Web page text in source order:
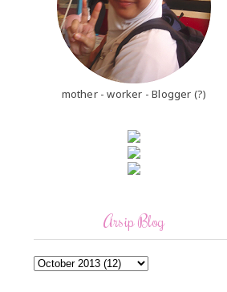
mother - worker - Blogger (?)
Arsip Blog